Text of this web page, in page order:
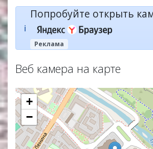
ℹ️
Попробуйте открыть
Реклама
Веб камера на карте
+
−